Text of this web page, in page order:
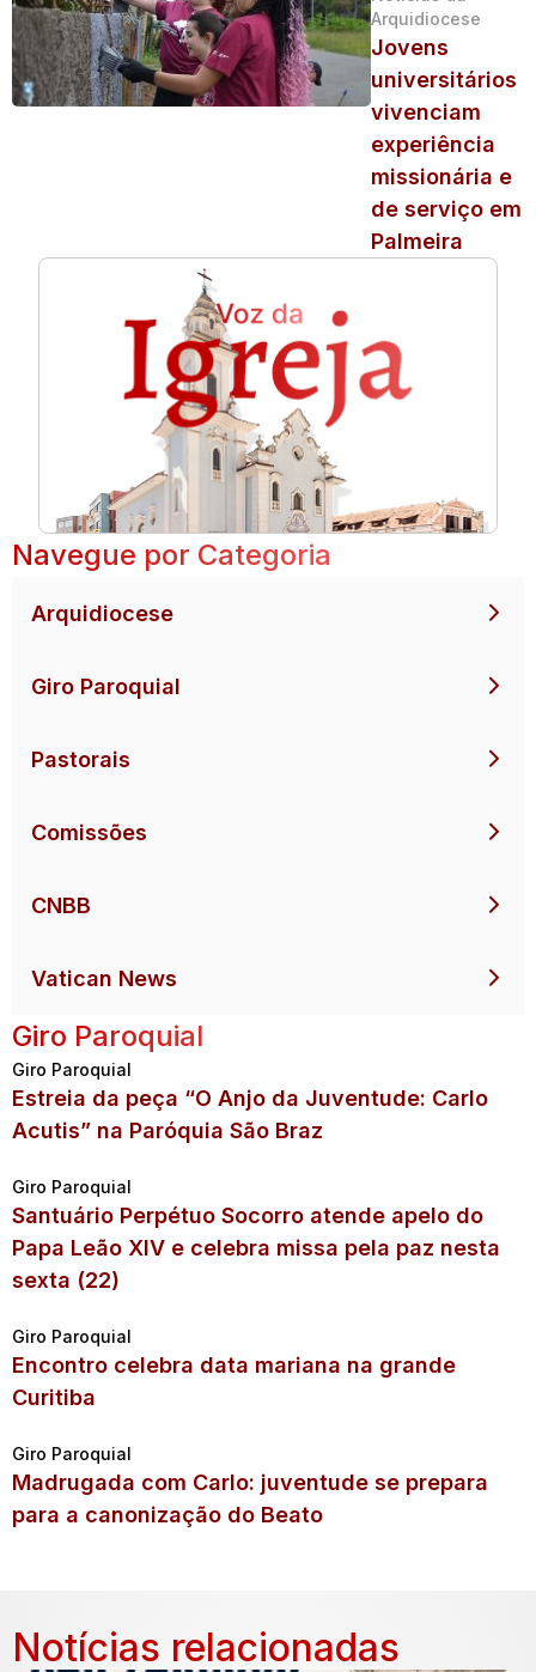
Arquidiocese
Jovens
universitários
vivenciam
experiência
missionária e
de serviço em
Palmeira
Navegue por Categoria
Arquidiocese
Giro Paroquial
Pastorais
Comissões
CNBB
Vatican News
Giro Paroquial
Giro Paroquial
Estreia da peça “O Anjo da Juventude: Carlo
Acutis” na Paróquia São Braz
Giro Paroquial
Santuário Perpétuo Socorro atende apelo do
Papa Leão XIV e celebra missa pela paz nesta
sexta (22)
Giro Paroquial
Encontro celebra data mariana na grande
Curitiba
Giro Paroquial
Madrugada com Carlo: juventude se prepara
para a canonização do Beato
Notícias relacionadas